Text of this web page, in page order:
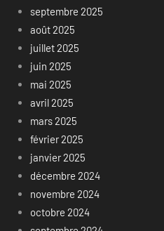
septembre 2025
août 2025
juillet 2025
juin 2025
mai 2025
avril 2025
mars 2025
février 2025
janvier 2025
décembre 2024
novembre 2024
octobre 2024